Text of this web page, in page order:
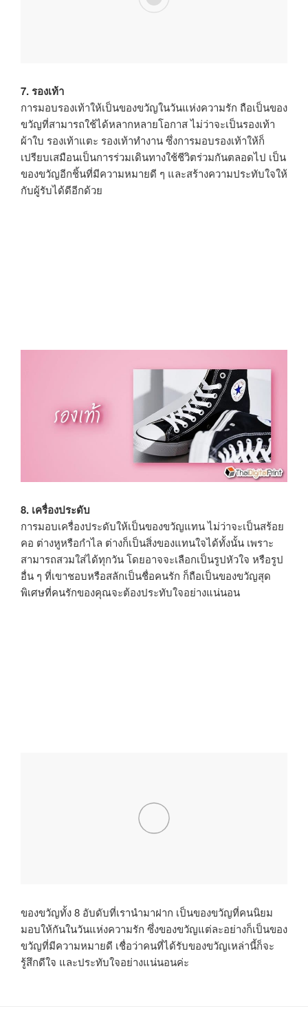
7. รองเท้า
การมอบรองเท้าให้เป็นของขวัญในวันแห่งความรัก ถือเป็นของ
ขวัญที่สามารถใช้ได้หลากหลายโอกาส ไม่ว่าจะเป็นรองเท้า
ผ้าใบ รองเท้าแตะ รองเท้าทำงาน ซึ่งการมอบรองเท้าให้ก็
เปรียบเสมือนเป็นการร่วมเดินทางใช้ชีวิตร่วมกันตลอดไป เป็น
ของขวัญอีกชิ้นที่มีความหมายดี ๆ และสร้างความประทับใจให้
กับผู้รับได้ดีอีกด้วย
8. เครื่องประดับ
การมอบเครื่องประดับให้เป็นของขวัญแทน ไม่ว่าจะเป็นสร้อย
คอ ต่างหูหรือกำไล ต่างก็เป็นสิ่งของแทนใจได้ทั้งนั้น เพราะ
สามารถสวมใส่ได้ทุกวัน โดยอาจจะเลือกเป็นรูปหัวใจ หรือรูป
อื่น ๆ ที่เขาชอบหรือสลักเป็นชื่อคนรัก ก็ถือเป็นของขวัญสุด
พิเศษที่คนรักของคุณจะต้องประทับใจอย่างแน่นอน
ของขวัญทั้ง 8 อับดับที่เรานำมาฝาก เป็นของขวัญที่คนนิยม
มอบให้กันในวันแห่งความรัก ซึ่งของขวัญแต่ละอย่างก็เป็นของ
ขวัญที่มีความหมายดี เชื่อว่าคนที่ได้รับของขวัญเหล่านี้ก็จะ
รู้สึกดีใจ และประทับใจอย่างแน่นอนค่ะ